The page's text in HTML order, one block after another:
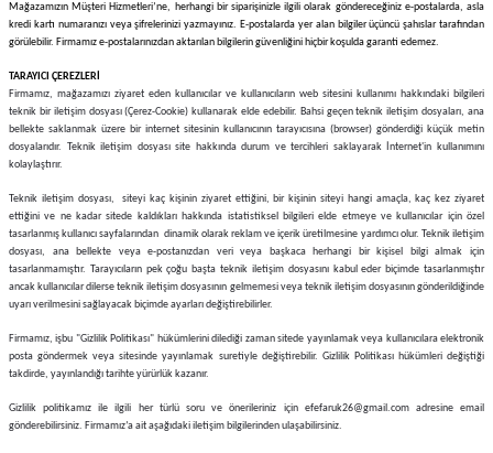
Mağazamızın Müşteri Hizmetleri’ne, herhangi bir siparişinizle ilgili olarak göndereceğiniz e-postalarda, asla
kredi kartı numaranızı veya şifrelerinizi yazmayınız. E-postalarda yer alan bilgiler üçüncü şahıslar tarafından
görülebilir. Firmamız e-postalarınızdan aktarılan bilgilerin güvenliğini hiçbir koşulda garanti edemez.
TARAYICI ÇEREZLERİ
Firmamız, mağazamızı ziyaret eden kullanıcılar ve kullanıcıların web sitesini kullanımı hakkındaki bilgileri
teknik bir iletişim dosyası (Çerez-Cookie) kullanarak elde edebilir. Bahsi geçen teknik iletişim dosyaları, ana
bellekte saklanmak üzere bir internet sitesinin kullanıcının tarayıcısına (browser) gönderdiği küçük metin
dosyalarıdır. Teknik iletişim dosyası site hakkında durum ve tercihleri saklayarak İnternet'in kullanımını
kolaylaştırır.
Teknik iletişim dosyası, siteyi kaç kişinin ziyaret ettiğini, bir kişinin siteyi hangi amaçla, kaç kez ziyaret
ettiğini ve ne kadar sitede kaldıkları hakkında istatistiksel bilgileri elde etmeye ve kullanıcılar için özel
tasarlanmış kullanıcı sayfalarından dinamik olarak reklam ve içerik üretilmesine yardımcı olur. Teknik iletişim
dosyası, ana bellekte veya e-postanızdan veri veya başkaca herhangi bir kişisel bilgi almak için
tasarlanmamıştır. Tarayıcıların pek çoğu başta teknik iletişim dosyasını kabul eder biçimde tasarlanmıştır
ancak kullanıcılar dilerse teknik iletişim dosyasının gelmemesi veya teknik iletişim dosyasının gönderildiğinde
uyarı verilmesini sağlayacak biçimde ayarları değiştirebilirler.
Firmamız, işbu "Gizlilik Politikası" hükümlerini dilediği zaman sitede yayınlamak veya kullanıcılara elektronik
posta göndermek veya sitesinde yayınlamak suretiyle değiştirebilir. Gizlilik Politikası hükümleri değiştiği
takdirde, yayınlandığı tarihte yürürlük kazanır.
Gizlilik politikamız ile ilgili her türlü soru ve önerileriniz için efefaruk26@gmail.com adresine email
gönderebilirsiniz. Firmamız’a ait aşağıdaki iletişim bilgilerinden ulaşabilirsiniz.